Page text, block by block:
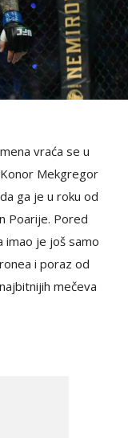
vraća se u
Mekgregor
ga je u roku od
Poarije. Pored
imao je još samo
i poraz od
mečeva